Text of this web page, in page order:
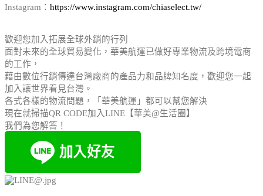
Instagram： https://www.instagram.com/chiaselect.tw/
歡迎您加入拓展全球外銷的行列
面對未來的全球貿易變化，華美航運已做好專業物流及跨境電商
的工作，
藉由數位行銷傳達台灣廠商的產品力和品牌知名度，歡迎您一起
加入讓世界看見台灣。
各式各樣的物流問題，「華美航運」都可以幫您解決
現在就掃描QR CODE加入LINE【華美@生活圈】
我們為您解答！